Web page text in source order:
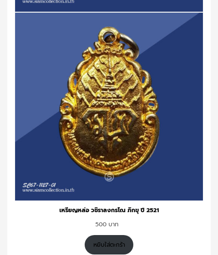
เหรียญหล่อ วชิราลงกรโณ ภิกขุ ปี 2521
500
หยิบใส่ตะกร้า